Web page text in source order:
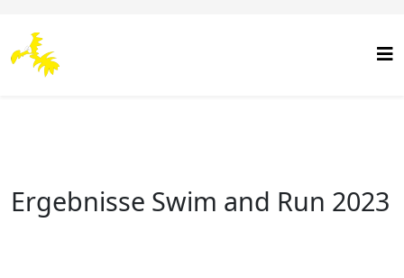
Ergebnisse Swim and Run 2023